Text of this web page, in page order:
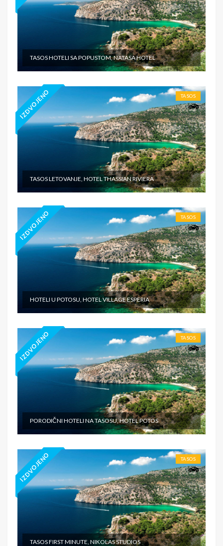
TASOS HOTELI SA POPUSTOM, NATASA HOTEL
IZDVOJENO TASOS
TASOS LETOVANJE, HOTEL THASSIAN RIVIERA
IZDVOJENO TASOS
HOTELI U POTOSU, HOTEL VILLAGE ESPERIA
IZDVOJENO TASOS
PORODIČNI HOTELI NA TASOSU, HOTEL POTOS
IZDVOJENO TASOS
TASOS FIRST MINUTE, NIKOLAS STUDIOS